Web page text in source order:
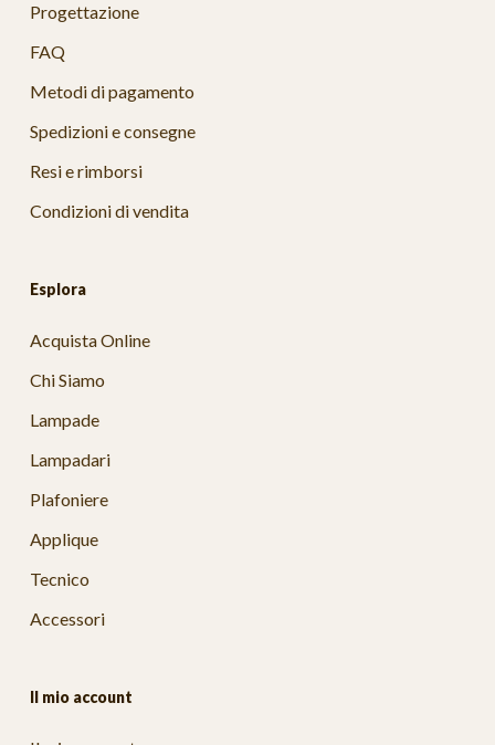
Progettazione
FAQ
Metodi di pagamento
Spedizioni e consegne
Resi e rimborsi
Condizioni di vendita
Esplora
Acquista Online
Chi Siamo
Lampade
Lampadari
Plafoniere
Applique
Tecnico
Accessori
Il mio account